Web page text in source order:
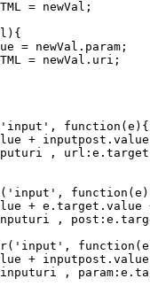
= newVal;
= newVal.param;
= newVal.uri;
'input' , function ( e ) {
+
, url
'input' , function ( e )
+ e.target.value
, post
'input' , function ( e
+
, param